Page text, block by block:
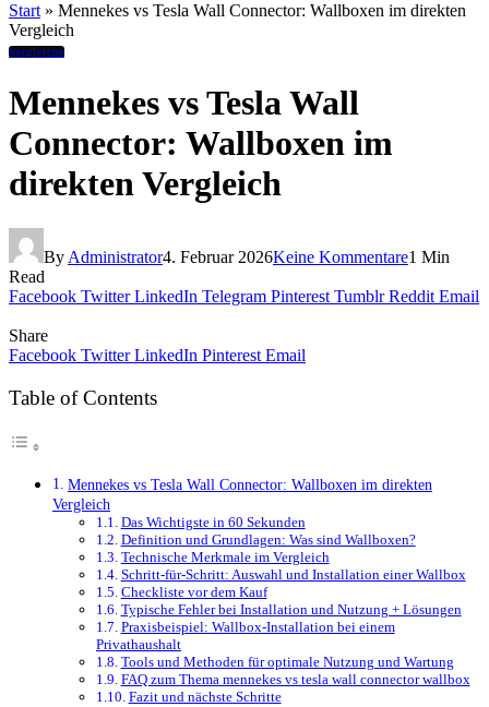
Start » Mennekes vs Tesla Wall Connector: Wallboxen im direkten
Vergleich
Vergleiche
Mennekes vs Tesla Wall
Connector: Wallboxen im
direkten Vergleich
By Administrator4. Februar 2026Keine Kommentare1 Min
Read
Facebook Twitter LinkedIn Telegram Pinterest Tumblr Reddit Email
Share
Facebook Twitter LinkedIn Pinterest Email
Table of Contents
Mennekes vs Tesla Wall Connector: Wallboxen im direkten
Vergleich
Das Wichtigste in 60 Sekunden
Definition und Grundlagen: Was sind Wallboxen?
Technische Merkmale im Vergleich
Schritt-für-Schritt: Auswahl und Installation einer Wallbox
Checkliste vor dem Kauf
Typische Fehler bei Installation und Nutzung + Lösungen
Praxisbeispiel: Wallbox-Installation bei einem
Privathaushalt
Tools und Methoden für optimale Nutzung und Wartung
FAQ zum Thema mennekes vs tesla wall connector wallbox
Fazit und nächste Schritte